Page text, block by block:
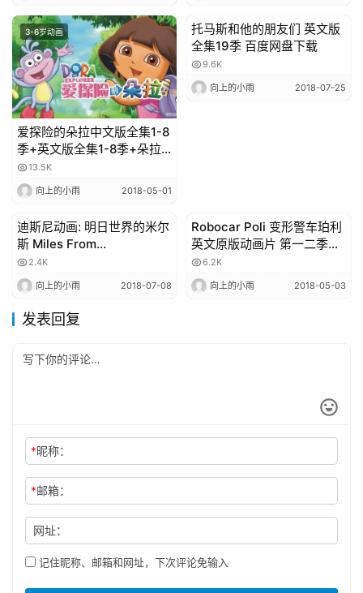
3-6岁动画
爱探险的朵拉中文版全集1-8
季+英文版全集1-8季+朵拉
和朋友们：城市探险
13.5K
向上的小雨 2018-05-01
3-6岁动画
托马斯和他的朋友们 英文版
全集19季 百度网盘下载
9.6K
向上的小雨 2018-07-25
3-6岁动画
迪斯尼动画: 明日世界的米尔
斯 Miles From
Tomorrowland 720p高清
第一季全30集
2.4K
向上的小雨 2018-07-08
3-6岁动画
Robocar Poli 变形警车珀利
英文原版动画片 第一二季全
52集mp4格式720p 百度网
盘下载
6.2K
向上的小雨 2018-05-03
发表回复
*昵称：
*邮箱：
网址：
记住昵称、邮箱和网址，下次评论免输入